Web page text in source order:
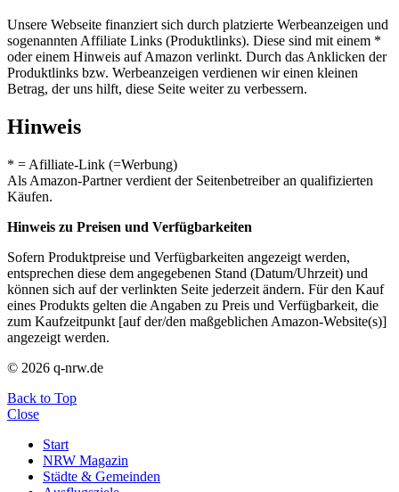
Unsere Webseite finanziert sich durch platzierte Werbeanzeigen und
sogenannten Affiliate Links (Produktlinks). Diese sind mit einem *
oder einem Hinweis auf Amazon verlinkt. Durch das Anklicken der
Produktlinks bzw. Werbeanzeigen verdienen wir einen kleinen
Betrag, der uns hilft, diese Seite weiter zu verbessern.
Hinweis
* = Afilliate-Link (=Werbung)
Als Amazon-Partner verdient der Seitenbetreiber an qualifizierten
Käufen.
Hinweis zu Preisen und Verfügbarkeiten
Sofern Produktpreise und Verfügbarkeiten angezeigt werden,
entsprechen diese dem angegebenen Stand (Datum/Uhrzeit) und
können sich auf der verlinkten Seite jederzeit ändern. Für den Kauf
eines Produkts gelten die Angaben zu Preis und Verfügbarkeit, die
zum Kaufzeitpunkt [auf der/den maßgeblichen Amazon-Website(s)]
angezeigt werden.
© 2026 q-nrw.de
Back to Top
Close
Start
NRW Magazin
Städte & Gemeinden